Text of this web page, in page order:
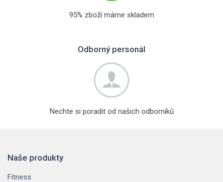
95% zboží máme skladem
Odborný personál
Nechte si poradit od našich odborníků
Naše produkty
Fitness